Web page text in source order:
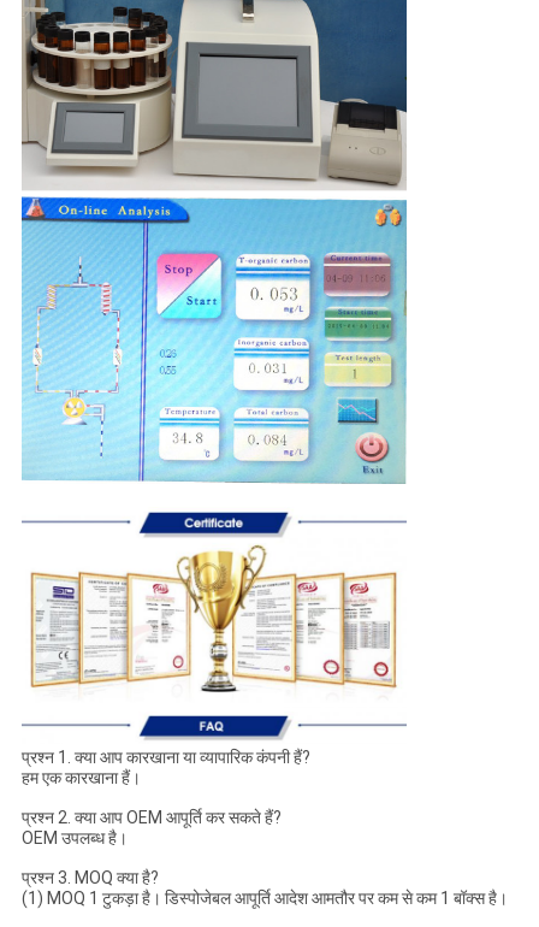
प्रश्न 1. क्या आप कारखाना या व्यापारिक कंपनी हैं?
हम एक कारखाना हैं।
प्रश्न 2. क्या आप OEM आपूर्ति कर सकते हैं?
OEM उपलब्ध है।
प्रश्न 3. MOQ क्या है?
(1) MOQ 1 टुकड़ा है। डिस्पोजेबल आपूर्ति आदेश आमतौर पर कम से कम 1 बॉक्स है।